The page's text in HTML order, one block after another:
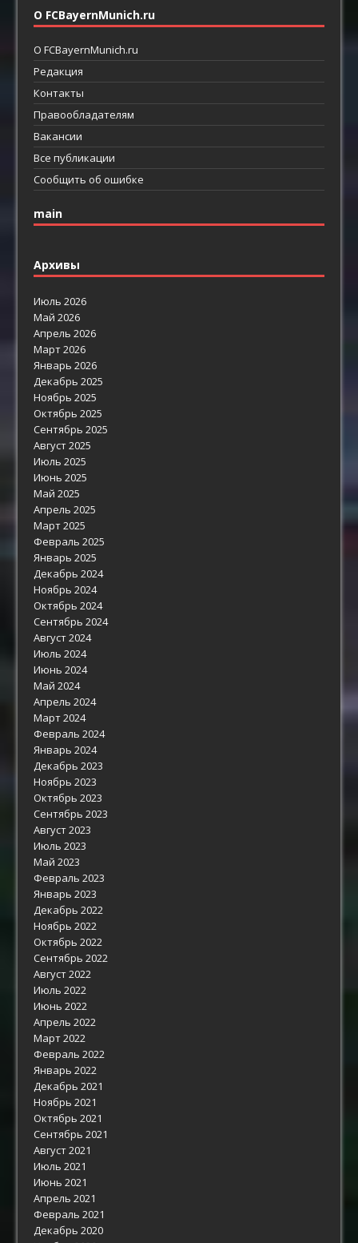
О FCBayernMunich.ru
О FCBayernMunich.ru
Редакция
Контакты
Правообладателям
Вакансии
Все публикации
Сообщить об ошибке
main
Архивы
Июль 2026
Май 2026
Апрель 2026
Март 2026
Январь 2026
Декабрь 2025
Ноябрь 2025
Октябрь 2025
Сентябрь 2025
Август 2025
Июль 2025
Июнь 2025
Май 2025
Апрель 2025
Март 2025
Февраль 2025
Январь 2025
Декабрь 2024
Ноябрь 2024
Октябрь 2024
Сентябрь 2024
Август 2024
Июль 2024
Июнь 2024
Май 2024
Апрель 2024
Март 2024
Февраль 2024
Январь 2024
Декабрь 2023
Ноябрь 2023
Октябрь 2023
Сентябрь 2023
Август 2023
Июль 2023
Май 2023
Февраль 2023
Январь 2023
Декабрь 2022
Ноябрь 2022
Октябрь 2022
Сентябрь 2022
Август 2022
Июль 2022
Июнь 2022
Апрель 2022
Март 2022
Февраль 2022
Январь 2022
Декабрь 2021
Ноябрь 2021
Октябрь 2021
Сентябрь 2021
Август 2021
Июль 2021
Июнь 2021
Апрель 2021
Февраль 2021
Декабрь 2020